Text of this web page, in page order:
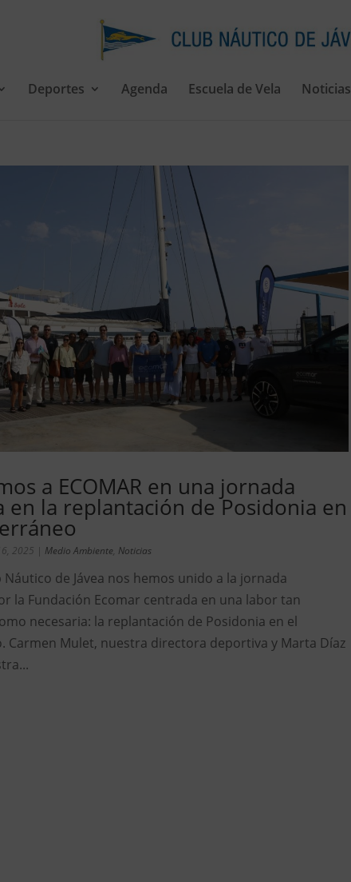
Deportes Agenda Escuela de Vela Noticias
a ECOMAR en una jornada
en la replantación de Posidonia en
2025 | Medio Ambiente, Noticias
Náutico de Jávea nos hemos unido a la jornada
la Fundación Ecomar centrada en una labor tan
necesaria: la replantación de Posidonia en el
Carmen Mulet, nuestra directora deportiva y Marta Díaz